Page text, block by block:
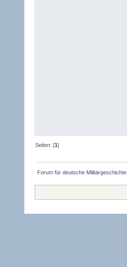
Seiten: [1]
Forum für deutsche Militärgeschichte